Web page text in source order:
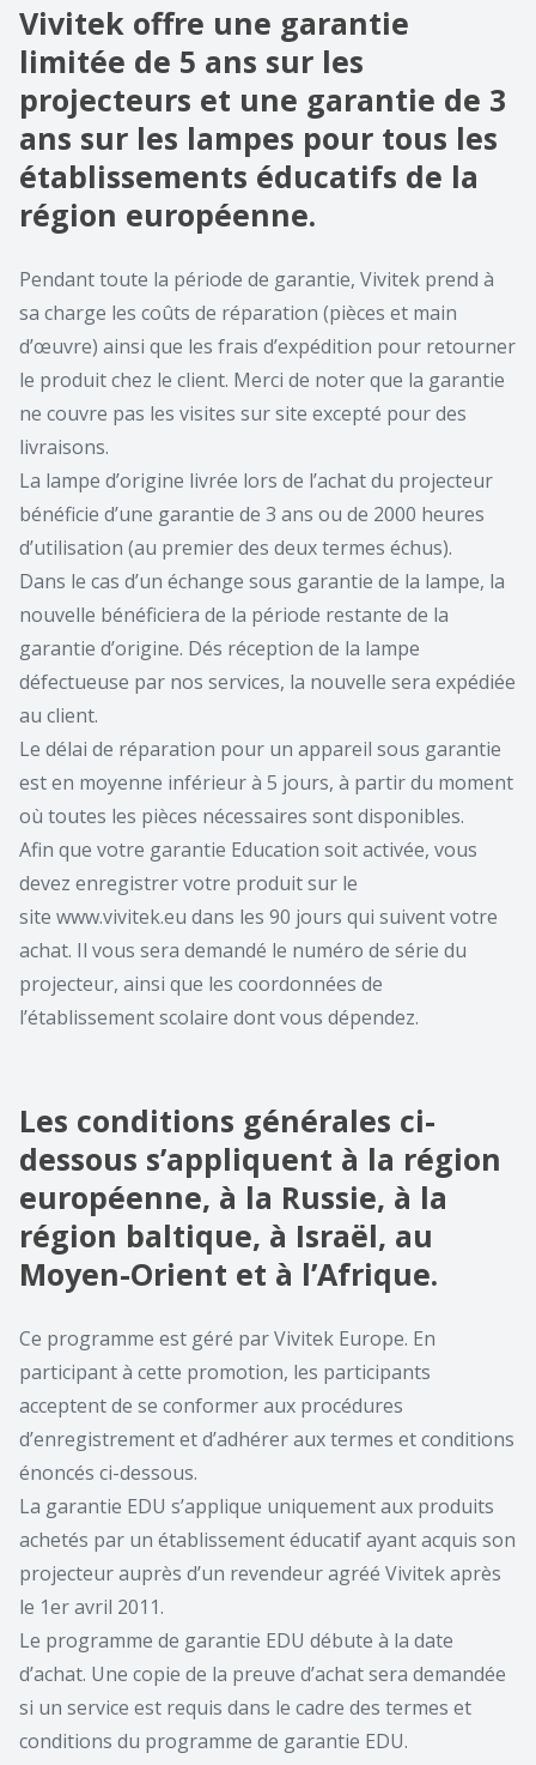
Vivitek offre une garantie
limitée de 5 ans sur les
projecteurs et une garantie de 3
ans sur les lampes pour tous les
établissements éducatifs de la
région européenne.
Pendant toute la période de garantie, Vivitek prend à
sa charge les coûts de réparation (pièces et main
d’œuvre) ainsi que les frais d’expédition pour retourner
le produit chez le client. Merci de noter que la garantie
ne couvre pas les visites sur site excepté pour des
livraisons.
La lampe d’origine livrée lors de l’achat du projecteur
bénéficie d’une garantie de 3 ans ou de 2000 heures
d’utilisation (au premier des deux termes échus).
Dans le cas d’un échange sous garantie de la lampe, la
nouvelle bénéficiera de la période restante de la
garantie d’origine. Dés réception de la lampe
défectueuse par nos services, la nouvelle sera expédiée
au client.
Le délai de réparation pour un appareil sous garantie
est en moyenne inférieur à 5 jours, à partir du moment
où toutes les pièces nécessaires sont disponibles.
Afin que votre garantie Education soit activée, vous
devez enregistrer votre produit sur le
site www.vivitek.eu dans les 90 jours qui suivent votre
achat. Il vous sera demandé le numéro de série du
projecteur, ainsi que les coordonnées de
l’établissement scolaire dont vous dépendez.
Les conditions générales ci-
dessous s’appliquent à la région
européenne, à la Russie, à la
région baltique, à Israël, au
Moyen-Orient et à l’Afrique.
Ce programme est géré par Vivitek Europe. En
participant à cette promotion, les participants
acceptent de se conformer aux procédures
d’enregistrement et d’adhérer aux termes et conditions
énoncés ci-dessous.
La garantie EDU s’applique uniquement aux produits
achetés par un établissement éducatif ayant acquis son
projecteur auprès d’un revendeur agréé Vivitek après
le 1er avril 2011.
Le programme de garantie EDU débute à la date
d’achat. Une copie de la preuve d’achat sera demandée
si un service est requis dans le cadre des termes et
conditions du programme de garantie EDU.